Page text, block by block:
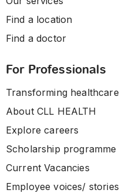
Find a location
Find a doctor
For Professionals
Transforming healthcare
About CLL HEALTH
Explore careers
Scholarship programme
Current Vacancies
Employee voices/ stories